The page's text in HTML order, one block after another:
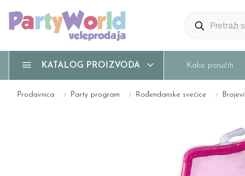
search
KATALOG PROIZVODA Kako poručiti
Prodavnica Party program Rođendanske svećice Brojevi